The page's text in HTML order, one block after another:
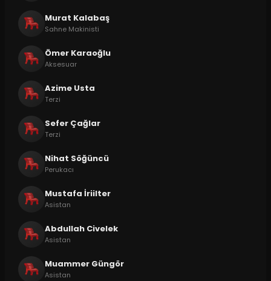
Murat Kalabaş
Sahne Makinisti
Ömer Karaoğlu
Aksesuar
Azime Usta
Terzi
Sefer Çağlar
Terzi
Nihat Söğüncü
Perukacı
Mustafa İriilter
Asistan
Abdullah Civelek
Asistan
Muammer Güngör
Asistan